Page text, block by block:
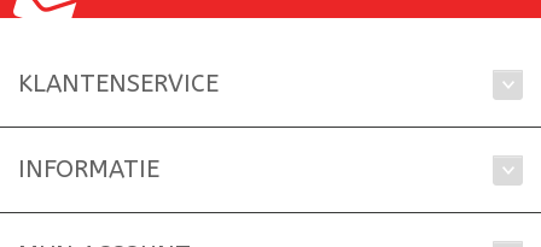
KLANTENSERVICE
INFORMATIE